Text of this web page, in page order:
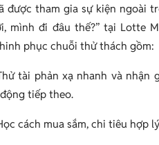
được tham gia sự kiện ngoài
mình đi đâu thế?” tại Lotte
phục chuỗi thử thách gồm:
tài phản xạ nhanh và nhận
tiếp theo.
cách mua sắm, chi tiêu hợp